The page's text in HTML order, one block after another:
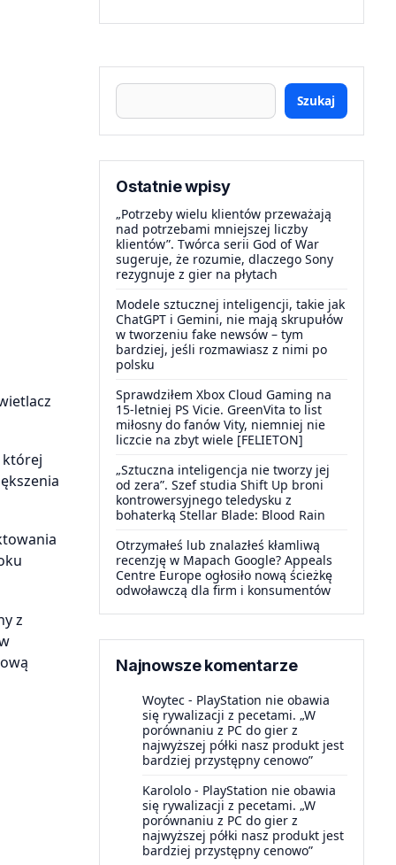
której
z
Szukaj
Ostatnie wpisy
„Potrzeby wielu klientów przeważają
nad potrzebami mniejszej liczby
klientów”. Twórca serii God of War
sugeruje, że rozumie, dlaczego Sony
rezygnuje z gier na płytach
Modele sztucznej inteligencji, takie jak
ChatGPT i Gemini, nie mają skrupułów
w tworzeniu fake newsów – tym
bardziej, jeśli rozmawiasz z nimi po
polsku
Sprawdziłem Xbox Cloud Gaming na
15-letniej PS Vicie. GreenVita to list
miłosny do fanów Vity, niemniej nie
liczcie na zbyt wiele [FELIETON]
„Sztuczna inteligencja nie tworzy jej
od zera”. Szef studia Shift Up broni
kontrowersyjnego teledysku z
bohaterką Stellar Blade: Blood Rain
Otrzymałeś lub znalazłeś kłamliwą
recenzję w Mapach Google? Appeals
Centre Europe ogłosiło nową ścieżkę
odwoławczą dla firm i konsumentów
Najnowsze komentarze
Woytec - PlayStation nie obawia
się rywalizacji z pecetami. „W
porównaniu z PC do gier z
najwyższej półki nasz produkt jest
bardziej przystępny cenowo”
Karololo - PlayStation nie obawia
się rywalizacji z pecetami. „W
porównaniu z PC do gier z
najwyższej półki nasz produkt jest
bardziej przystępny cenowo”